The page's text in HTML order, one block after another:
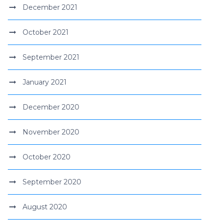
December 2021
October 2021
September 2021
January 2021
December 2020
November 2020
October 2020
September 2020
August 2020